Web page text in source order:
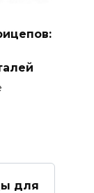
для